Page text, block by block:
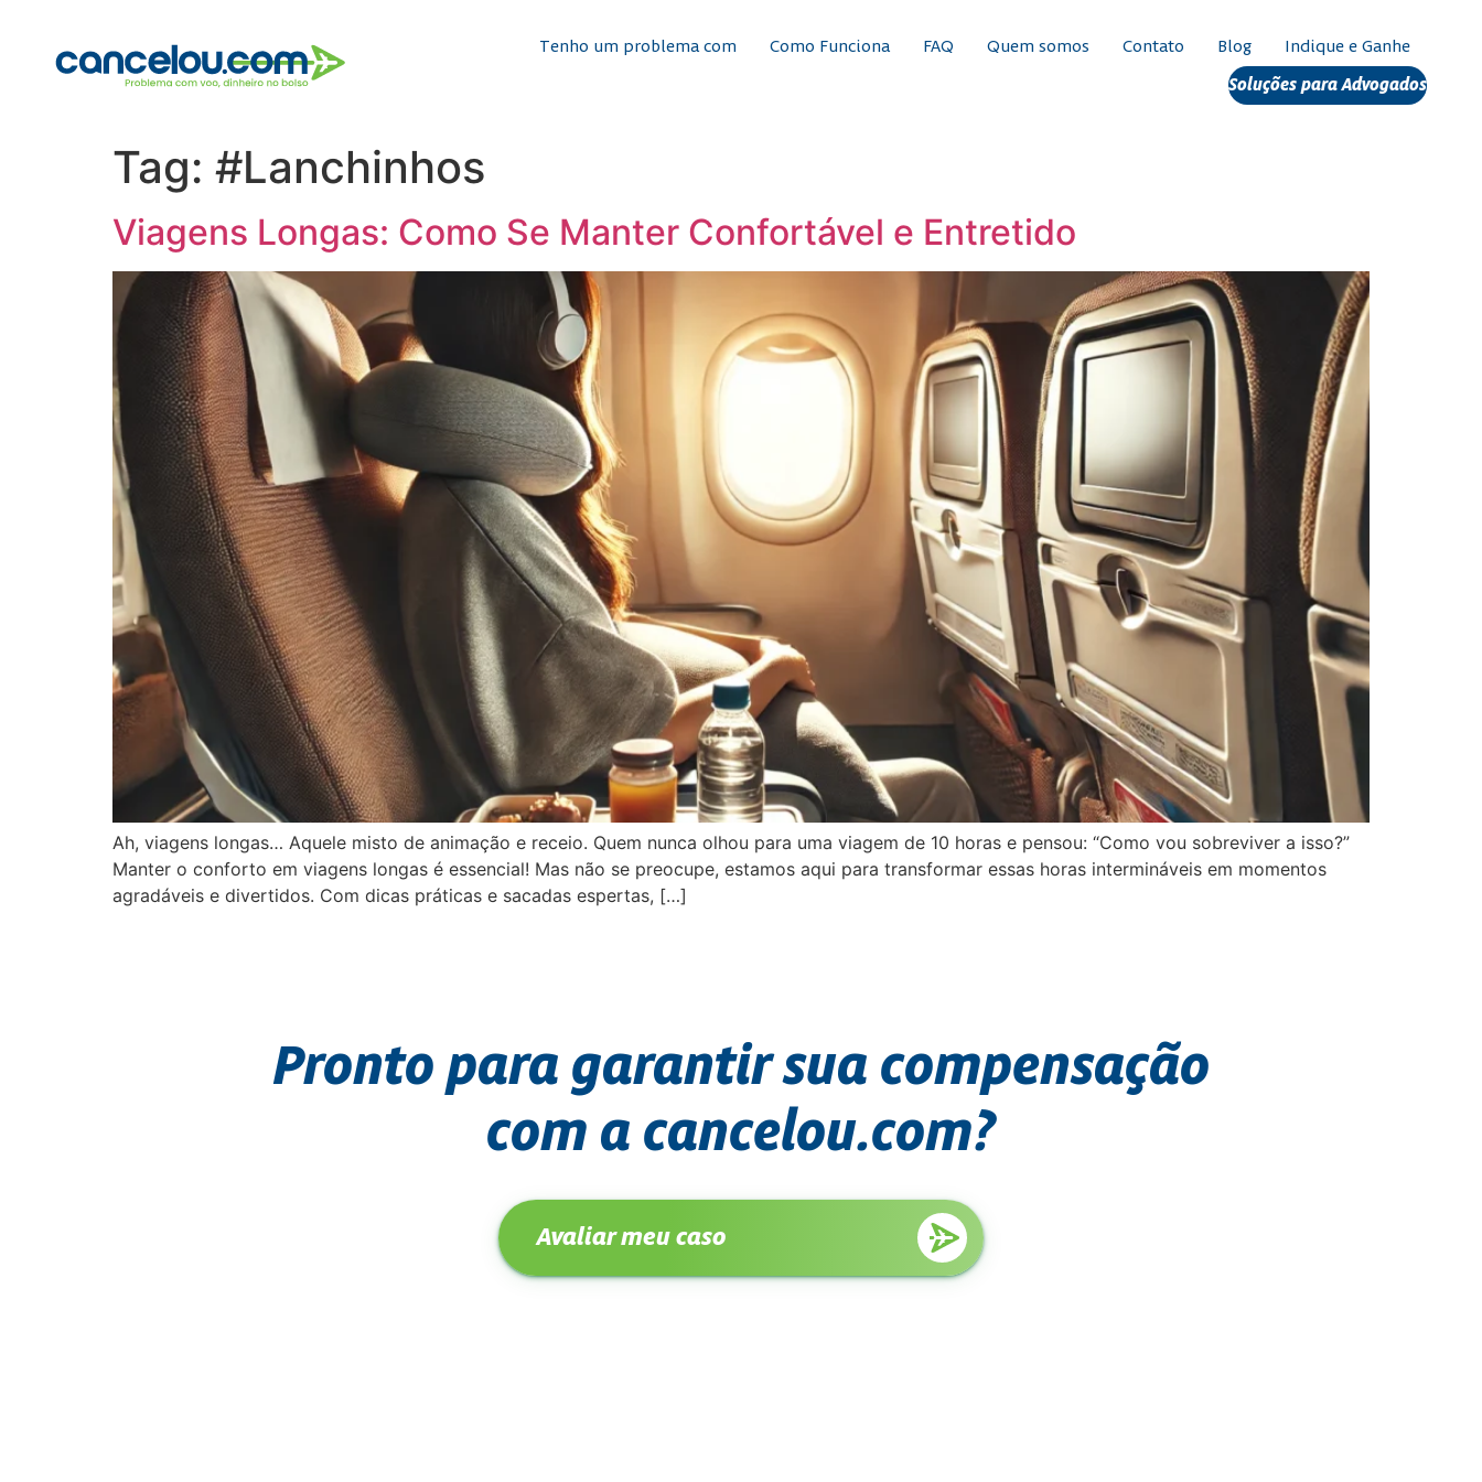
Tenho um problema com Como Funciona FAQ Quem somos Contato Blog Indique e Ganhe
Soluções para Advogados
Tag: #Lanchinhos
Viagens Longas: Como Se Manter Confortável e Entretido
Ah, viagens longas… Aquele misto de animação e receio. Quem nunca olhou para uma viagem de 10 horas e pensou: “Como vou sobreviver a isso?”
Manter o conforto em viagens longas é essencial! Mas não se preocupe, estamos aqui para transformar essas horas intermináveis em momentos
agradáveis e divertidos. Com dicas práticas e sacadas espertas, […]
Pronto para garantir sua compensação
com a cancelou.com?
Avaliar meu caso